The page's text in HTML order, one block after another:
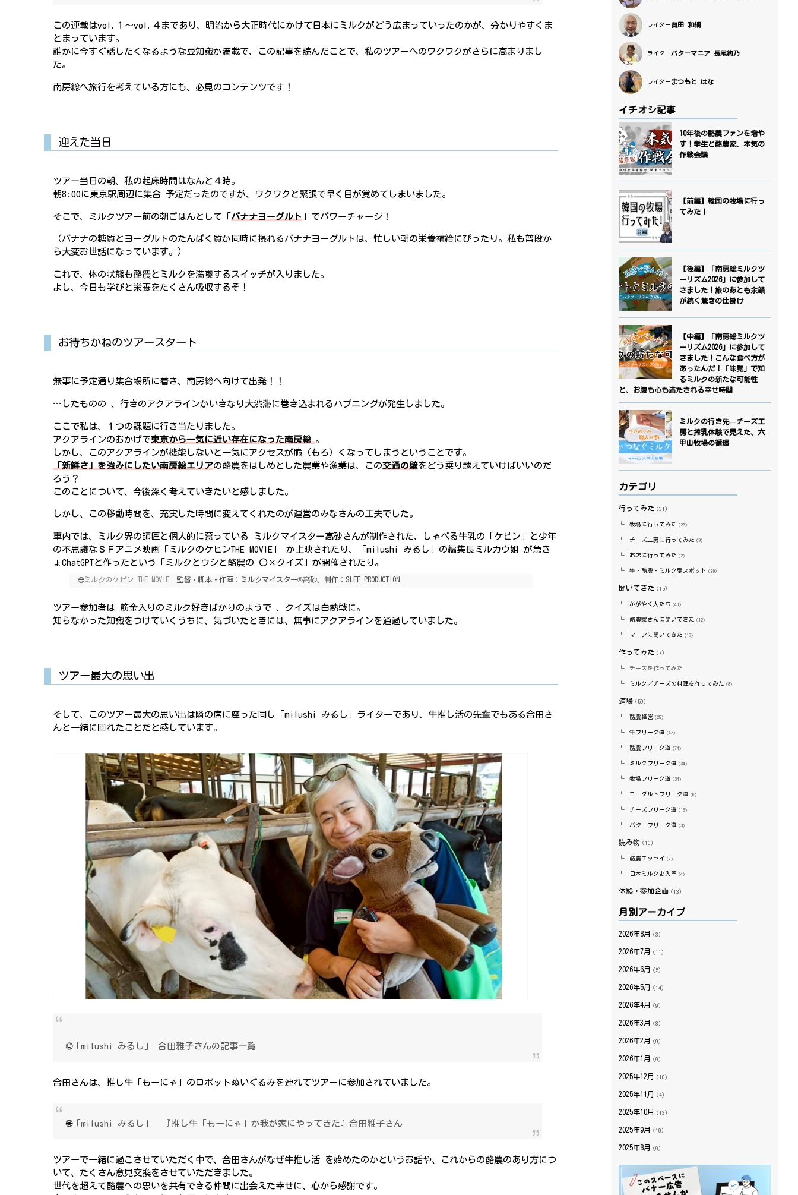
この連載はvol.１〜vol.４まであり、明治から大正時代にかけて日本にミルクがどう広まっていったのかが、分かりやすくま
とまっています。
誰かに今すぐ話したくなるような豆知識が満載で、この記事を読んだことで、私のツアーへのワクワクがさらに高まりまし
た。
南房総へ旅行を考えている方にも、必見のコンテンツです！
迎えた当日
ツアー当日の朝、私の起床時間はなんと４時。
朝8:00に東京駅周辺に集合 予定だったのですが、ワクワクと緊張で早く目が覚めてしまいました。
そこで、ミルクツアー前の朝ごはんとして「 バナナヨーグルト 」でパワーチャージ！
（バナナの糖質とヨーグルトのたんぱく質が同時に摂れるバナナヨーグルトは、忙しい朝の栄養補給にぴったり。私も普段か
ら大変お世話になっています。）
これで、体の状態も酪農とミルクを満喫するスイッチが入りました。
よし、今日も学びと栄養をたくさん吸収するぞ！
お待ちかねのツアースタート
無事に予定通り集合場所に着き、南房総へ向けて出発！！
…したものの 、行きのアクアラインがいきなり大渋滞に巻き込まれるハプニングが発生しました。
ここで私は、１つの課題に行き当たりました。
アクアラインのおかげで東京から一気に近い存在になった南房総 。
しかし、このアクアラインが機能しないと一気にアクセスが脆（もろ）くなってしまうということです。
「新鮮さ」を強みにしたい南房総エリアの酪農をはじめとした農業や漁業は、この交通の壁をどう乗り越えていけばいいのだ
ろう？
このことについて、今後深く考えていきたいと感じました。
しかし、この移動時間を、充実した時間に変えてくれたのが運営のみなさんの工夫でした。
車内では、ミルク界の師匠と個人的に慕っている ミルクマイスター高砂さんが制作された、しゃべる牛乳の「ケビン」と少年
の不思議なＳＦアニメ映画「ミルクのケビンTHE MOVIE」 が上映されたり、「milushi みるし」の編集長ミルカウ姐 が急き
ょChatGPTと作ったという「ミルクとウシと酪農の 〇×クイズ」が開催されたり。
🌐ミルクのケビン THE MOVIE監督・脚本・作画：ミルクマイスター®高砂、制作：SLEE PRODUCTION
ツアー参加者は 筋金入りのミルク好きばかりのようで 、クイズは白熱戦に。
知らなかった知識をつけていくうちに、気づいたときには、無事にアクアラインを通過していました。
ツアー最大の思い出
そして、このツアー最大の思い出は隣の席に座った同じ「milushi みるし」ライターであり、牛推し活の先輩でもある合田さ
んと一緒に回れたことだと感じています。
🌐「milushi みるし」 合田雅子さんの記事一覧
合田さんは、推し牛「もーにゃ」のロボットぬいぐるみを連れてツアーに参加されていました。
🌐「milushi みるし」 『推し牛「もーにゃ」が我が家にやってきた』合田雅子さん
ツアーで一緒に過ごさせていただく中で、合田さんがなぜ牛推し活 を始めたのかというお話や、これからの酪農のあり方につ
いて、たくさん意見交換をさせていただきました。
世代を超えて酪農への思いを共有できる仲間に出会えた幸せに、心から感謝です。
ライター 奥田 和綱
ライター バターマニア 長尾絢乃
ライター まつもと はな
イチオシ記事
10年後の酪農ファンを増や
す！学生と酪農家、本気の
作戦会議
【前編】韓国の牧場に行っ
てみた！
【後編】「南房総ミルクツ
ーリズム2026」に参加して
きました！旅のあとも余韻
が続く驚きの仕掛け
【中編】「南房総ミルクツ
ーリズム2026」に参加して
きました！こんな食べ方が
あったんだ！「味覚」で知
るミルクの新たな可能性
と、お腹も心も満たされる幸せ時間
ミルクの行き先—チーズ工
房と搾乳体験で見えた、六
甲山牧場の循環
カテゴリ
行ってみた（31）
牧場に行ってみた（23）
チーズ工房に行ってみた（9）
お店に行ってみた（2）
牛・酪農・ミルク愛スポット （29）
聞いてきた（15）
かがやく人たち（40）
酪農家さんに聞いてきた（12）
マニアに聞いてきた（16）
作ってみた（7）
チーズを作ってみた
ミルク／チーズの料理を作ってみた（8）
道場（59）
酪農経営（25）
牛フリーク道（43）
酪農フリーク道（74）
ミルクフリーク道（34）
牧場フリーク道（34）
ヨーグルトフリーク道（6）
チーズフリーク道（16）
バターフリーク道（3）
読み物（10）
酪農エッセイ （7）
日本ミルク史入門（4）
体験・参加企画（13）
月別アーカイブ
2026年8月 （3）
2026年7月 （11）
2026年6月 （5）
2026年5月 （14）
2026年4月 （9）
2026年3月 （8）
2026年2月 （9）
2026年1月 （9）
2025年12月 （10）
2025年11月 （4）
2025年10月 （13）
2025年9月 （10）
2025年8月 （9）